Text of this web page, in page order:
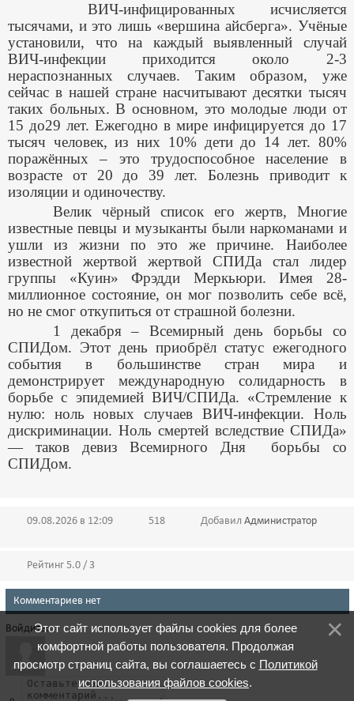
ВИЧ-инфицированных исчисляется
тысячами, и это лишь «вершина айсберга». Учёные
установили, что на каждый выявленный случай
ВИЧ-инфекции приходится около 2-3
нераспознанных случаев. Таким образом, уже
сейчас в нашей стране насчитывают десятки тысяч
таких больных. В основном, это молодые люди от
15 до29 лет. Ежегодно в мире инфицируется до 17
тысяч человек, из них 10% дети до 14 лет. 80%
поражённых – это трудоспособное население в
возрасте от 20 до 39 лет. Болезнь приводит к
изоляции и одиночеству.
Велик чёрный список его жертв, Многие
известные певцы и музыканты были наркоманами и
ушли из жизни по это же причине. Наиболее
известной жертвой жертвой СПИДа стал лидер
группы «Куин» Фрэдди Меркьюри. Имея 28-
миллионное состояние, он мог позволить себе всё,
но не смог откупиться от страшной болезни.
1 декабря – Всемирный день борьбы со
СПИДом. Этот день приобрёл статус ежегодного
события в большинстве стран мира и
демонстрирует международную солидарность в
борьбе с эпидемией ВИЧ/СПИДа. «Стремление к
нулю: ноль новых случаев ВИЧ-инфекции. Ноль
дискриминации. Ноль смертей вследствие СПИДа»
— таков девиз Всемирного Дня борьбы со
СПИДом.
09.08.2026 в 12:09 518 Добавил Администратор
Рейтинг 5.0 / 3
Комментариев нет
Войдите:Этот сайт использует файлы cookies для более
комфортной работы пользователя. Продолжая
просмотр страниц сайта, вы соглашаетесь с Политикой
использования файлов cookies.